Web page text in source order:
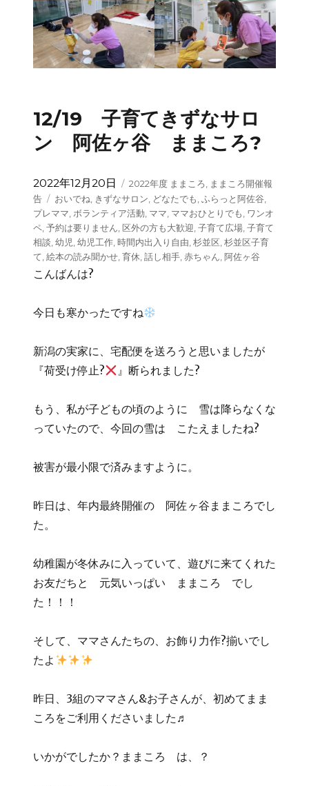
12/19 子育てきずなサロ
ン 阿佐ヶ谷 ままころ?
投
稿
日:
2022年12月20日
カ
テ
ゴ
リ
ー
2022年度 ままころ
ままころ開催報
告
タ
グ
おいでね きずなサロン どなたでも ふらっと阿佐谷
プレママ ボランティア活動 ママ ママおひとりでも ワンオ
ペ, 予約は要りません 区外の方も大歓迎 子育て広場, 子育て
相談 幼児 幼児工作, 時間内出入り自由 杉並区 杉並区子育
て 絵本の読み聞かせ, 育休 話し相手, 赤ちゃん 阿佐ヶ谷
こんばんは?
今日も寒かったですね
新潟の実家に、宅配便を送ろうと思いましたが
『荷受け停止?
』断られました?
もう、私が子どもの頃のように 雪は降らなくな
っていたので、今回の雪は こたえましたね?
被害が最小限で済みますように。
昨日は、年内最終開催の 阿佐ヶ谷ままころでし
た。
幼稚園が冬休みに入っていて、遊びに来てくれた
お友だちと 元気いっぱい ままころ でし
た！！！
そして、ママさんたちの、お飾り力作?揃いでし
たよ
昨日、3組のママさん&お子さんが、初めてまま
ころをご利用くださいました♬
いかがでしたか？ままころ は、？